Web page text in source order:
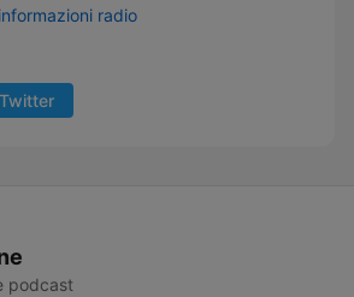
radio
Twitter
podcast